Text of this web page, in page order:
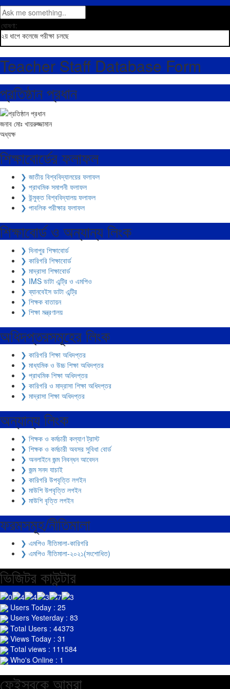
ঘোষণা:
২য় ধাপে কলেজে পরীক্ষা চলছে
Teacher Staff Database Form
প্রতিষ্ঠান প্রধান
জনাব মোঃ খায়রুজ্জামান
অধ্যক্ষ
শিক্ষাবোর্ডের ফলাফল
❯ জাতীয় বিশ্ববিদ্যালয়ের ফলাফল
❯ প্রাথমিক সমাপনী ফলাফল
❯ উন্মুক্ত বিশ্ববিদ্যালয় ফলাফল
❯ পাবলিক পরীক্ষার ফলাফল
শিক্ষাবোর্ড ও অন্যান্য লিংক
❯ দিনাপুর শিক্ষাবোর্ড
❯ কারিগরি শিক্ষাবোর্ড
❯ মাদ্রাসা শিক্ষাবোর্ড
❯ IMS ডাটা এন্ট্রি ও এমপিও
❯ ব্যানবেইস ডাটা এন্ট্রি
❯ শিক্ষক বাতায়ন
❯ শিক্ষা মন্ত্রণালয়
অধিদপ্তরসমূহের লিংক
❯ কারিগরি শিক্ষা অধিদপ্তর
❯ মাধ্যমিক ও উচ্চ শিক্ষা অধিদপ্তর
❯ প্রাথমিক শিক্ষা অধিদপ্তর
❯ কারিগরি ও মাদ্রাসা শিক্ষা অধিদপ্তর
❯ মাদ্রাসা শিক্ষা অধিদপ্তর
অন্যান্য লিংক
❯ শিক্ষক ও কর্মচারী কল্যাণ ট্রাস্ট
❯ শিক্ষক ও কর্মচারী অবসর সুবিধা বোর্ড
❯ অনলাইনে জন্ম নিবন্ধন আবেদন
❯ জন্ম সনদ যাচাই
❯ কারিগরি উপবৃত্তি লগইন
❯ মাউশি উপবৃত্তি লগইন
❯ মাউশি বৃত্তি লগইন
ফরমসমূহ/নীতিমালা
❯ এমপিও নীতিমালা-কারিগরি
❯ এমপিও নীতিমালা-২০২১(সংশোধিত)
ভিজিটর কাউন্টার
Users Today : 25
Users Yesterday : 83
Total Users : 44373
Views Today : 31
Total views : 111584
Who's Online : 1
ফেইসবুকে আমরা